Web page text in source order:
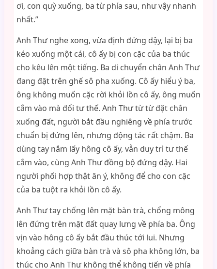
ơi, con quỳ xuống, ba từ phía sau, như vậy nhanh
nhất.”
Anh Thư nghe xong, vừa định đứng dậy, lại bị ba
kéo xuống một cái, cô ấy bị con cặc của ba thúc
cho kêu lên một tiếng. Ba di chuyển chân Anh Thư
đang đặt trên ghế sô pha xuống. Cô ấy hiểu ý ba,
ông không muốn cặc rời khỏi lồn cô ấy, ông muốn
cắm vào mà đổi tư thế. Anh Thư từ từ đặt chân
xuống đất, người bắt đầu nghiêng về phía trước
chuẩn bị đứng lên, nhưng động tác rất chậm. Ba
dùng tay nắm lấy hông cô ấy, vẫn duy trì tư thế
cắm vào, cùng Anh Thư đồng bộ đứng dậy. Hai
người phối hợp thật ăn ý, không để cho con cặc
của ba tuột ra khỏi lồn cô ấy.
Anh Thư tay chống lên mặt bàn trà, chổng mông
lên đứng trên mặt đất quay lưng về phía ba. Ông
vịn vào hông cô ấy bắt đầu thúc tới lui. Nhưng
khoảng cách giữa bàn trà và sô pha không lớn, ba
thúc cho Anh Thư không thể không tiến về phía